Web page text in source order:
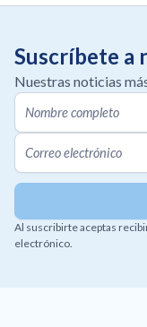
Suscríbete a
Nuestras noticias
Al suscribirte aceptas
electrónico.